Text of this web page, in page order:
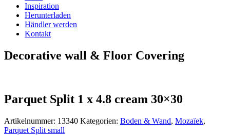
Inspiration
Herunterladen
Händler werden
Kontakt
Decorative wall & Floor Covering
Parquet Split 1 x 4.8 cream 30×30
Artikelnummer: 13340 Kategorien: Boden & Wand, Mozaïek,
Parquet Split small